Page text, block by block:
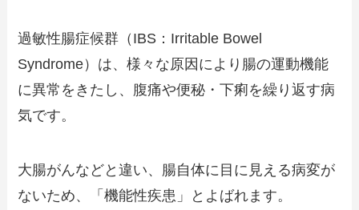
過敏性腸症候群（IBS：Irritable Bowel
Syndrome）は、様々な原因により腸の運動機能
に異常をきたし、腹痛や便秘・下痢を繰り返す病
気です。
大腸がんなどと違い、腸自体に目に見える病変が
ないため、「機能性疾患」とよばれます。